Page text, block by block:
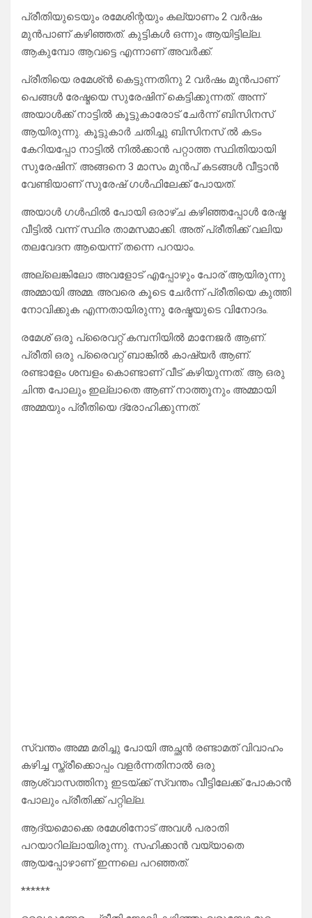
പ്രീതിയുടെയും രമേശിന്റയും കല്യാണം 2 വർഷം
മുൻപാണ് കഴിഞ്ഞത്. കുട്ടികൾ ഒന്നും ആയിട്ടില്ല.
ആകുമ്പോ ആവട്ടെ എന്നാണ് അവർക്ക്.
പ്രീതിയെ രമേശ്ൻ കെട്ടുന്നതിനു 2 വർഷം മുൻപാണ്
പെങ്ങൾ രേഷ്മയെ സുരേഷിന് കെട്ടിക്കുന്നത്. അന്ന്
അയാൾക്ക് നാട്ടിൽ കൂട്ടുകാരോട് ചേർന്ന് ബിസിനസ്‌
ആയിരുന്നു. കൂട്ടുകാർ ചതിച്ചു ബിസിനസ്‌ ൽ കടം
കേറിയപ്പോ നാട്ടിൽ നിൽക്കാൻ പറ്റാത്ത സ്ഥിതിയായി
സുരേഷിന്. അങ്ങനെ 3 മാസം മുൻപ് കടങ്ങൾ വീട്ടാൻ
വേണ്ടിയാണ് സുരേഷ് ഗൾഫിലേക്ക് പോയത്.
അയാൾ ഗൾഫിൽ പോയി ഒരാഴ്ച കഴിഞ്ഞപ്പോൾ രേഷ്മ
വീട്ടിൽ വന്ന് സ്ഥിര താമസമാക്കി. അത് പ്രീതിക്ക് വലിയ
തലവേദന ആയെന്ന് തന്നെ പറയാം.
അല്ലെങ്കിലോ അവളോട് എപ്പോഴും പോര് ആയിരുന്നു
അമ്മായി അമ്മ. അവരെ കൂടെ ചേർന്ന് പ്രീതിയെ കുത്തി
നോവിക്കുക എന്നതായിരുന്നു രേഷ്മയുടെ വിനോദം.
രമേശ്‌ ഒരു പ്രൈവറ്റ് കമ്പനിയിൽ മാനേജർ ആണ്.
പ്രീതി ഒരു പ്രൈവറ്റ് ബാങ്കിൽ കാഷ്യർ ആണ്.
രണ്ടാളേം ശമ്പളം കൊണ്ടാണ് വീട് കഴിയുന്നത്. ആ ഒരു
ചിന്ത പോലും ഇല്ലാതെ ആണ് നാത്തൂനും അമ്മായി
അമ്മയും പ്രീതിയെ ദ്രോഹിക്കുന്നത്.
സ്വന്തം അമ്മ മരിച്ചു പോയി അച്ഛൻ രണ്ടാമത് വിവാഹം
കഴിച്ച സ്ത്രീക്കൊപ്പം വളർന്നതിനാൽ ഒരു
ആശ്വാസത്തിനു ഇടയ്ക്ക് സ്വന്തം വീട്ടിലേക്ക് പോകാൻ
പോലും പ്രീതിക്ക് പറ്റില്ല.
ആദ്യമൊക്കെ രമേശിനോട് അവൾ പരാതി
പറയാറില്ലായിരുന്നു. സഹിക്കാൻ വയ്യാതെ
ആയപ്പോഴാണ് ഇന്നലെ പറഞ്ഞത്.
******